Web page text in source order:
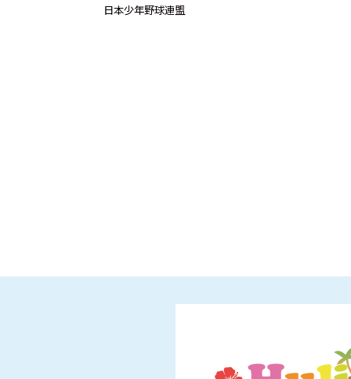
日本少年野球連盟